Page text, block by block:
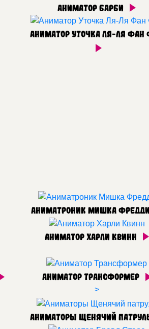
Аниматор Барби
Аниматор Уточка Ля-Ля Фан
Аниматроник Мишка
Аниматор Харли Квинн
Аниматор Трансформер
>
Аниматоры Щенячий